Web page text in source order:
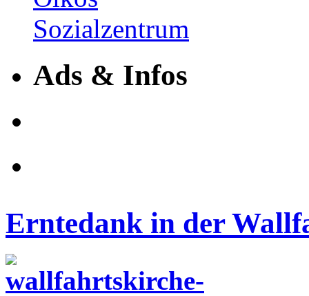
Ads & Infos
Erntedank in der